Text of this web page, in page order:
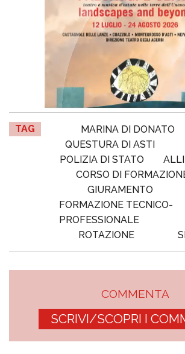
TAG
MARINA DI DONATO
QUESTURA DI ASTI
POLIZIA DI STATO
CORSO DI
GIURAMENTO
FORMAZIONE TECNICO-
PROFESSIONALE
ROTAZIONE
COMMENTA
SCRIVI/SCOPRI I